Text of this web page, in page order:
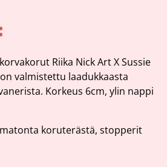
Riika Nick Art X Sussie
valmistettu laadukkaasta
Korkeus 6cm, ylin nappi
koruterästä, stopperit